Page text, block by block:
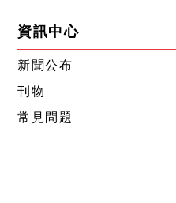
資訊中心
新聞公布
刊物
常見問題